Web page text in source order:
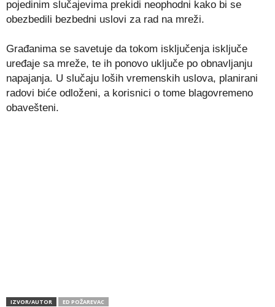
pojedinim slučajevima prekidi neophodni kako bi se
obezbedili bezbedni uslovi za rad na mreži.
Građanima se savetuje da tokom isključenja isključe
uređaje sa mreže, te ih ponovo uključe po obnavljanju
napajanja. U slučaju loših vremenskih uslova, planirani
radovi biće odloženi, a korisnici o tome blagovremeno
obavešteni.
IZVOR/AUTOR
ED POŽAREVAC